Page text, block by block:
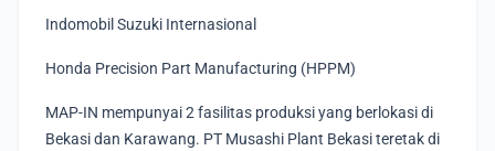
Indomobil Suzuki Internasional
Honda Precision Part Manufacturing (HPPM)
MAP-IN mempunyai 2 fasilitas produksi yang berlokasi di
Bekasi dan Karawang. PT Musashi Plant Bekasi teretak di